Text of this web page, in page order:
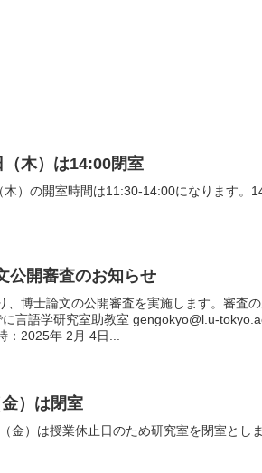
（木）は14:00閉室
木）の開室時間は11:30-14:00になります。
公開審査のお知らせ
、博士論文の公開審査を実施します。審査
言語学研究室助教室 gengokyo@l.u-
2025年 2月 4日...
）は閉室
金）は授業休止日のため研究室を閉室とし